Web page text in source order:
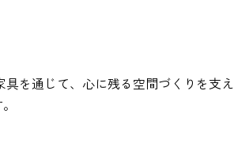
を通じて、心に残る空間づくりを支え